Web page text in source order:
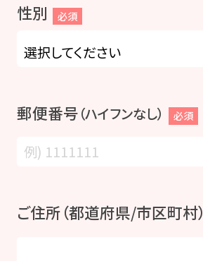
性別 必須
郵便番号（ハイフンなし） 必須
ご住所（都道府県/市区町村）